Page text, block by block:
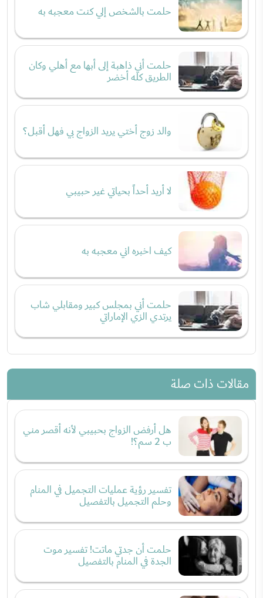
حلمت بالشخص إلي كنت معجبه به
حلمت أني ذاهبة إلى أبها مع أهلي وكان
الطريق كله أخضر
والد زوج أختي يريد الزواج بي فهل أقبل؟
لا أريد أحداً بحياتي غير حبيبي
كيف اخبره اني معجبه به
حلمت أني بمجلس كبير ومقابلي شاب
يرتدي الزي الإماراتي
مقالات ذات صلة
هل أرفض الزواج بحبيبي لأنه أقصر مني
ب 2 سم؟!
تفسير رؤية عمليات التجميل في المنام
وحلم التجميل بالتفصيل
حلمت أن جدتي ماتت! تفسير موت
الجدة في المنام بالتفصيل